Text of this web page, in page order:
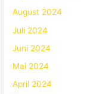
August 2024
Juli 2024
Juni 2024
Mai 2024
April 2024